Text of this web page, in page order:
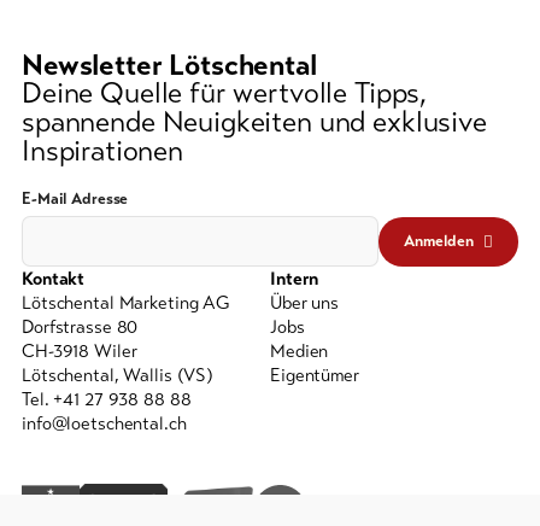
Newsletter Lötschental
Deine Quelle für wertvolle Tipps,
spannende Neuigkeiten und exklusive
Inspirationen
E-Mail Adresse
Anmelden
Kontakt
Lötschental Marketing AG
Dorfstrasse 80
CH-3918 Wiler
Lötschental, Wallis (VS)
Tel. +41 27 938 88 88
info@loetschental.ch
Intern
Über uns
Jobs
Medien
Eigentümer